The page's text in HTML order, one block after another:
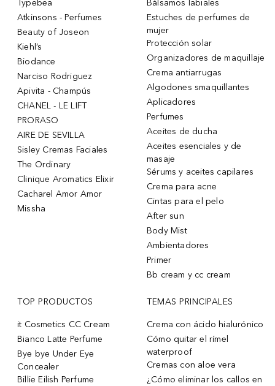
Typebea
Atkinsons - Perfumes
Beauty of Joseon
Kiehl’s
Biodance
Narciso Rodriguez
Apivita - Champús
CHANEL - LE LIFT
PRORASO
AIRE DE SEVILLA
Sisley Cremas Faciales
The Ordinary
Clinique Aromatics Elixir
Cacharel Amor Amor
Missha
Bálsamos labiales
Estuches de perfumes de
mujer
Protección solar
Organizadores de maquillaje
Crema antiarrugas
Algodones smaquillantes
Aplicadores
Perfumes
Aceites de ducha
Aceites esenciales y de
masaje
Sérums y aceites capilares
Crema para acne
Cintas para el pelo
After sun
Body Mist
Ambientadores
Primer
Bb cream y cc cream
TOP PRODUCTOS
it Cosmetics CC Cream
Bianco Latte Perfume
Bye bye Under Eye
Concealer
Billie Eilish Perfume
TEMAS PRINCIPALES
Crema con ácido hialurónico
Cómo quitar el rímel
waterproof
Cremas con aloe vera
¿Cómo eliminar los callos en